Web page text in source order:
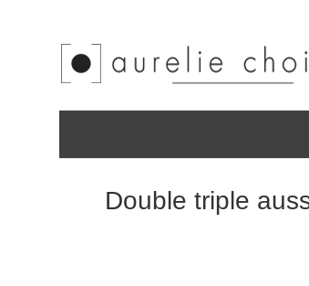
Double triple